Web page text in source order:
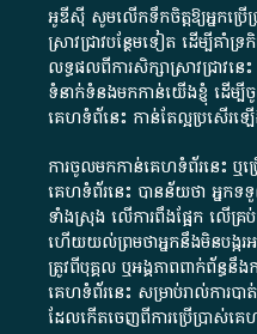
អូឌីស៊ី សូមលើកទឹកចិត្តឱ្យអ្នកប្រើ
ស្រាវជ្រាវបន្ថែមទៀត ដើម្បីគាំ
លទ្ធផលពីការសិក្សាស្រាវជ្រាវន
ទំនាក់ទំនងមកកាន់យើងខ្ញុំ ដើម្បី
គេហទំព័នេះ កាន់តែល្អប្រសើរឡ
ការចូលមកកាន់គេហទំព័រនេះ ឬ
គេហទំព័រនេះ បានន័យថា អ្នកទ
ទាំងស្រុង លើការពឹងផ្អែក លើគ្
ហើយយល់ព្រមថាអ្នកនឹងមិនបង្ករ
ត្រូវពីបុគ្គល ឬអង្គភាពពាក់ព័ន្ធនឹ
គេហទំព័រនេះ សម្រាប់រាល់ការប
ដែលកើតចេញពីការប្រើប្រាស់គេ